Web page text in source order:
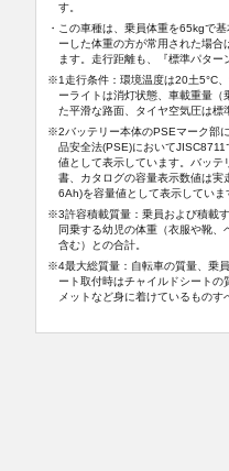
す。
・この車種は、乗員体重を65kgで
ーした体重の方が常用された場合
ます。走行距離も、『標準パター
※1走行条件：環境温度は20土5°C
ーライトは消灯状態、車載重量
た平滑な路面、タイヤ空気圧は標
※2バッテリー本体のPSEマーク部
品安全法(PSE)において
値として表示しています。バッテ
書、カタログの容量表示数値は実
6Ah)を容量値として表示していま
※3許容積載質量：乗員および積載
同乗する幼児の体重（衣服や靴
含む）との合計。
※4最大総質量：自転車の質量、乗
ート取付時はチャイルドシート
メットなど身に着けているものす